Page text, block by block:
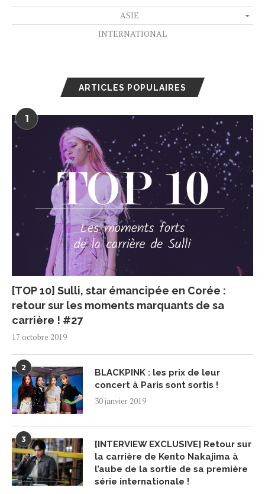
ASIE
INTERNATIONAL
ARTICLES POPULAIRES
1
[TOP 10] Sulli, star émancipée en Corée :
retour sur les moments marquants de sa
carrière ! #27
17 octobre 2019
2
BLACKPINK : les prix de leur
concert à Paris sont sortis !
30 janvier 2019
3
[INTERVIEW EXCLUSIVE] Retour sur
la carrière de Kento Nakajima à
l’aube de la sortie de sa première
série internationale !